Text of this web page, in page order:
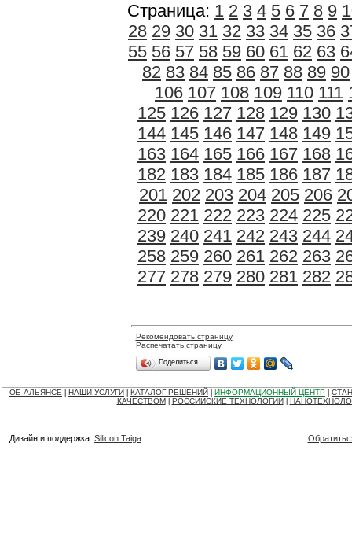
Страница: 1 2 3 4 5 6 7 8 9
28 29 30 31 32 33 34 35 36
55 56 57 58 59 60 61 62 63
82 83 84 85 86 87 88 89 90
106 107 108 109 110 111
125 126 127 128 129 130
144 145 146 147 148 149
163 164 165 166 167 168
182 183 184 185 186 187
201 202 203 204 205 206
220 221 222 223 224 225
239 240 241 242 243 244
258 259 260 261 262 263
277 278 279 280 281 282
Рекомендовать страницу
Распечатать страницу
Поделиться…
ОБ АЛЬЯНСЕ НАШИ УСЛУГИ КАТАЛОГ РЕШЕНИЙ ИНФОРМАЦИОННЫЙ ЦЕНТР
КАЧЕСТВОМ
РОССИЙСКИЕ ТЕХНОЛОГИИ
Дизайн и поддержка: Silicon Taiga